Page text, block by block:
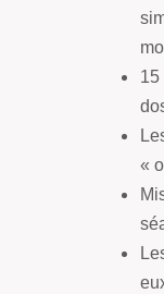
15
«